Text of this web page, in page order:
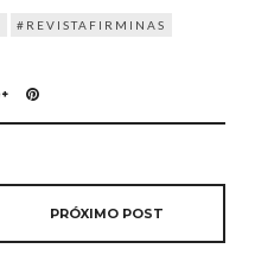
#REVISTAFIRMINAS
PRÓXIMO POST